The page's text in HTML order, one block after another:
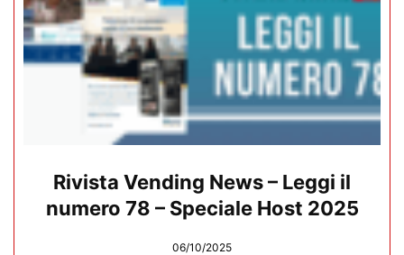
Rivista Vending News – Leggi il
numero 78 – Speciale Host 2025
06/10/2025